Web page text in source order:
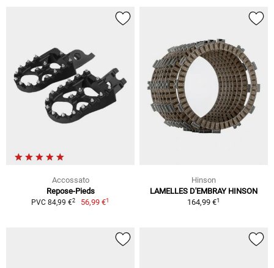
Accossato
Repose-Pieds
PVC 84,99 €2 56,99 €1
Hinson
LAMELLES D'EMBRAY HINSON
164,99 €1